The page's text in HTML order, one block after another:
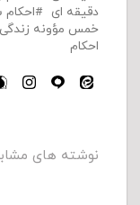
دقیقه ای
خمس مؤونه زندگی
احکام
نوشته های